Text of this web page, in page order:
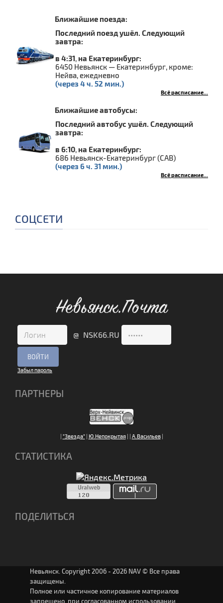
Ближайшие поезда:
Последний поезд ушёл. Следующий
завтра:
в 4:31, на Екатеринбург:
6450 Невьянск — Екатеринбург, кроме:
Нейва, ежедневно
(через 4 ч. 52 мин.)
Всё расписание...
Ближайшие автобусы:
Последний автобус ушёл. Следующий
завтра:
в 6:10, на Екатеринбург:
686 Невьянск-Екатеринбург (САВ)
(через 6 ч. 31 мин.)
Всё расписание...
СОЦСЕТИ
Невьянск.Почта
@ NSK66.RU
Забыл пароль
ПАРТНЕРЫ
| "Звезда"| Ю.Непокрытая| | А.Васильев|
СТАТИСТИКА
ПОДЕЛИТЬСЯ
Невьянск. Copyright 2006 - 2026 NAV © Все права
защищены.
Полное или частичное копирование материалов
запрещено, при согласованном использовании